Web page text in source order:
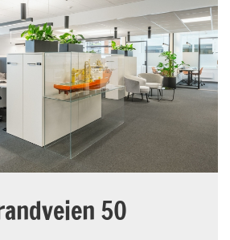
50